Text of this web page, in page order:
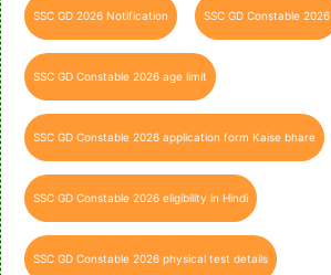
SSC GD 2026 Notification SSC GD Constable 2026
SSC GD Constable 2026 age limit
SSC GD Constable 2026 application form Kaise bhare
SSC GD Constable 2026 eligibility in Hindi
SSC GD Constable 2026 physical test details